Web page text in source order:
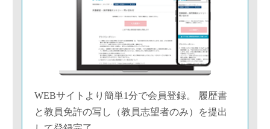
WEBサイトより簡単1分で会員登録。 履歴書
と教員免許の写し（教員志望者のみ）を提出